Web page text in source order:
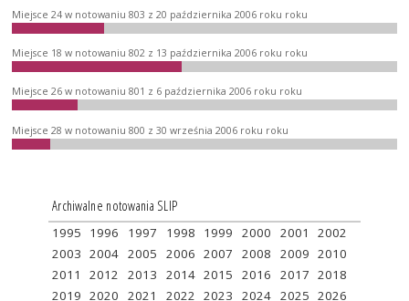
Miejsce 24 w notowaniu 803 z 20 października 2006 roku roku
Miejsce 18 w notowaniu 802 z 13 października 2006 roku roku
Miejsce 26 w notowaniu 801 z 6 października 2006 roku roku
Miejsce 28 w notowaniu 800 z 30 września 2006 roku roku
Archiwalne notowania SLIP
1995 1996 1997 1998 1999 2000 2001
2002
2003 2004 2005 2006 2007 2008 2009 2010
2011
2012 2013 2014 2015 2016 2017 2018
2019 2020 2021 2022 2023 2024 2025 2026